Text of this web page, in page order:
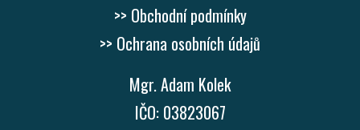
>> Obchodní podmínky
>> Ochrana osobních údajů
Mgr. Adam Kolek
IČO: 03823067